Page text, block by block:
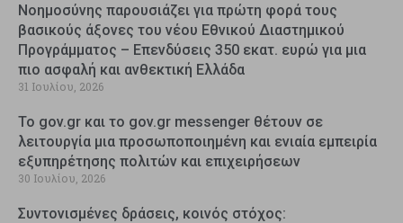
Νοημοσύνης παρουσιάζει για πρώτη φορά τους
βασικούς άξονες του νέου Εθνικού Διαστημικού
Προγράμματος – Επενδύσεις 350 εκατ. ευρώ για μια
πιο ασφαλή και ανθεκτική Ελλάδα
31 Ιουλίου, 2026
Το gov.gr και το gov.gr messenger θέτουν σε
λειτουργία μια προσωποποιημένη και ενιαία εμπειρία
εξυπηρέτησης πολιτών και επιχειρήσεων
30 Ιουλίου, 2026
Συντονισμένες δράσεις, κοινός στόχος: